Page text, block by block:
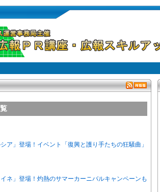
ア」登場！イベント「復興と護り手たちの狂騒曲」
ネ」登場！灼熱のサマーカーニバルキャンペーンも